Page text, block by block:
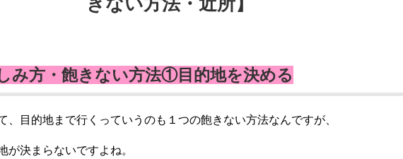
み方・飽きない方法①目的地を決める
、目的地まで行くっていうのも１つの飽きない方法なんですが、
が決まらないですよね。